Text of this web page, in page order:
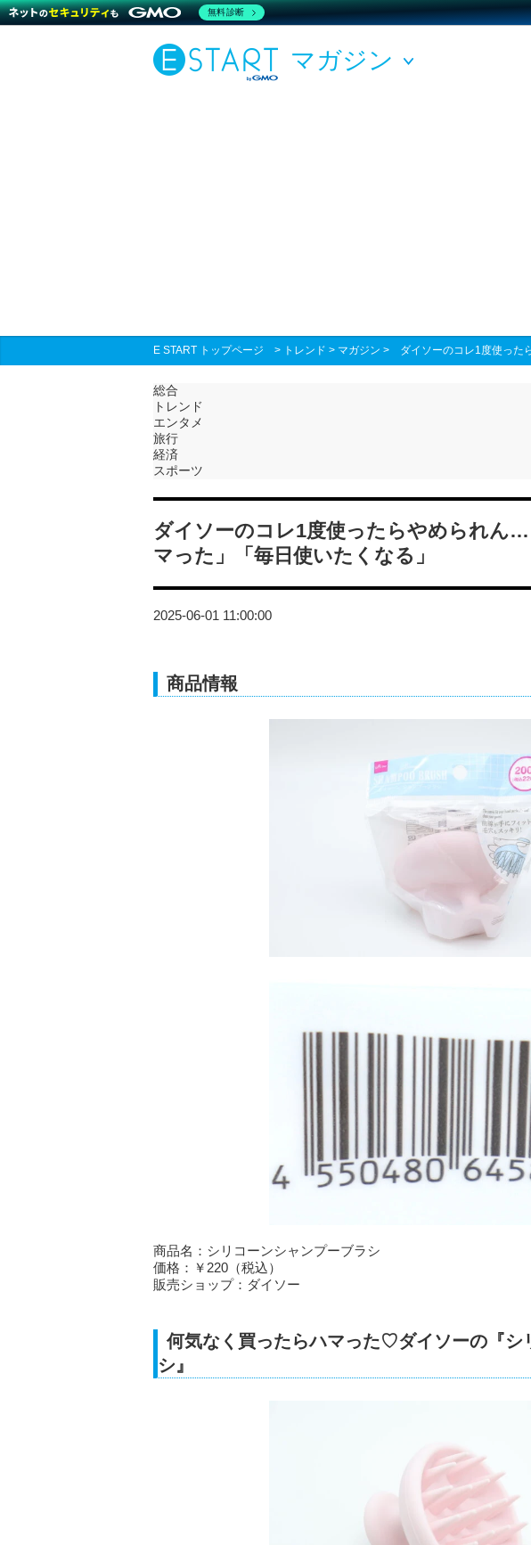
マガジン
E START トップページ > トレンド > マガジン > ダイソーのコレ1度使った
総合
トレンド
エンタメ
旅行
経済
スポーツ
ダイソーのコレ1度使ったらやめられん
マった」「毎日使いたくなる」
2025-06-01 11:00:00
商品情報
商品名：シリコーンシャンプーブラシ
価格：￥220（税込）
販売ショップ：ダイソー
何気なく買ったらハマった♡ダイソーの『シ
シ』
無料診断